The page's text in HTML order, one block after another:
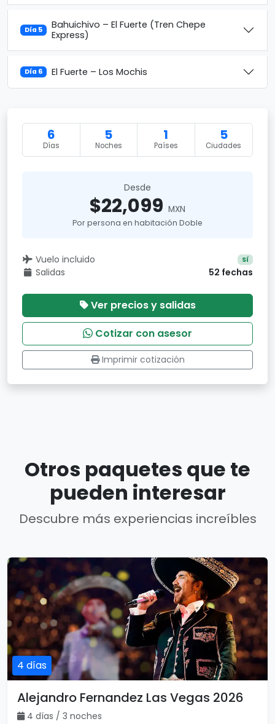
Día 5
Bahuichivo – El Fuerte (Tren Chepe
Express)
Día 6 El Fuerte – Los Mochis
6
Días
5
Noches
1
Países
5
Ciudades
Desde
$22,099 MXN
Por persona en habitación Doble
Vuelo incluido Sí
Salidas 52 fechas
Ver precios y salidas
Cotizar con asesor
Imprimir cotización
Otros paquetes que te
pueden interesar
Descubre más experiencias increíbles
4 días
Alejandro Fernandez Las Vegas 2026
4 días / 3 noches